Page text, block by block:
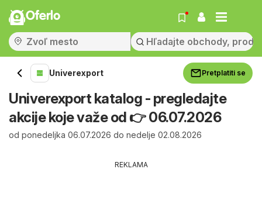
Oferlo
Univerexport Pretplatiti se
Univerexport katalog - pregledajte
akcije koje važe od 👉 06.07.2026
od ponedeljka 06.07.2026 do nedelje 02.08.2026
REKLAMA